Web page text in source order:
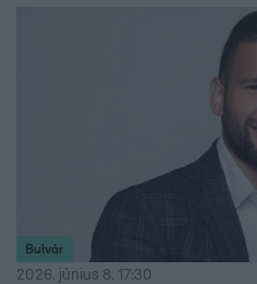
Bulvár
2026. június 8. 17:30